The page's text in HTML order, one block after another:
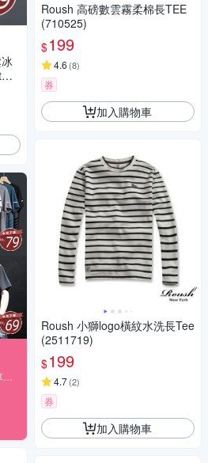
Roush 高磅數雲霧柔棉長TEE
(710525)
$199
4.6 (8)
券
加入購物車
Roush 小獅logo橫紋水洗長Tee
(2511719)
$199
4.7(2)
券
加入購物車